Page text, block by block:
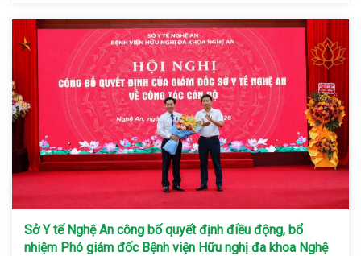
Sở Y tế Nghệ An công bố quyết định điều động, bổ
nhiệm Phó giám đốc Bệnh viện Hữu nghị đa khoa Nghệ